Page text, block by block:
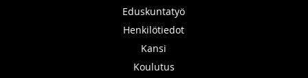
Eduskuntatyö
Henkilötiedot
Kansi
Koulutus